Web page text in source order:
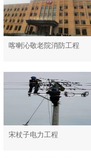
喀喇沁敬老院消防工程
宋杖子电力工程